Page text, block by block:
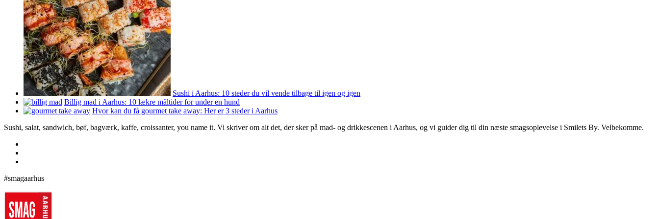
Sushi i Aarhus: 10 steder du vil vende tilbage til igen og igen
Billig mad i Aarhus: 10 lækre måltider for under en hund
Hvor kan du få gourmet take away: Her er 3 steder i Aarhus
Sushi, salat, sandwich, bøf, bagværk, kaffe, croissanter, you name it. Vi skriver om alt det, der sker på mad- og drikkescenen i Aarhus, og vi guider dig til din næste smagsoplevelse i Smilets By. Velbekomme.
#smagaarhus